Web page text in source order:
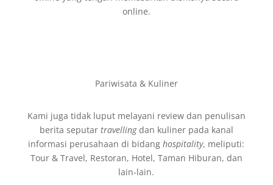
online.
Pariwisata & Kuliner
Kami juga tidak luput melayani review dan penulisan
berita seputar travellingdan kuliner pada kanal
informasi perusahaan di bidanghospitality, meliputi:
Tour & Travel, Restoran, Hotel, Taman Hiburan, dan
lain-lain.